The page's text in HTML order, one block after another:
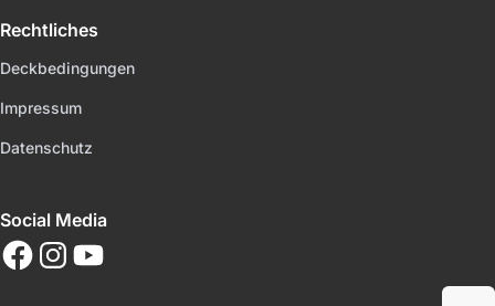
Rechtliches
Deckbedingungen
Impressum
Datenschutz
Social Media